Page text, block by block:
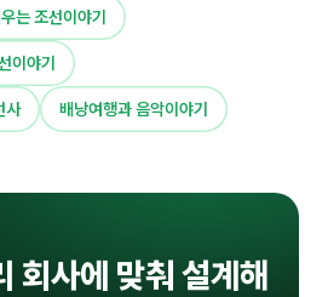
는 조선이야기
이야기
사 배낭여행과 음악이야기
회사에 맞춰 설계해